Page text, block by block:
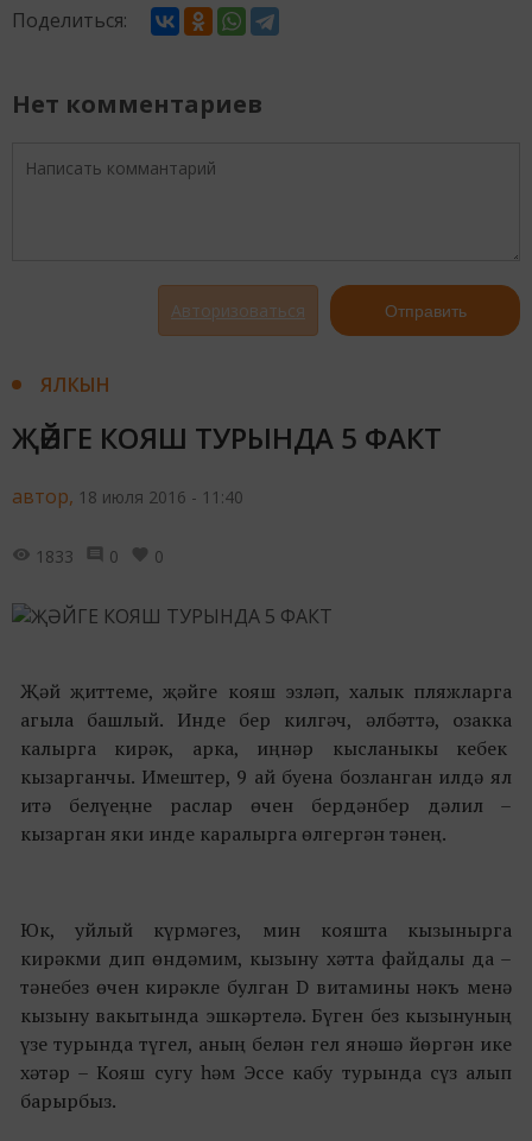
Поделиться:
Нет комментариев
Авторизоваться Отправить
ЯЛКЫН
ҖӘЙГЕ КОЯШ ТУРЫНДА 5 ФАКТ
автор, 18 июля 2016 - 11:40
1833 0 0
Җәй җиттеме, җәйге кояш эзләп, халык пляжларга
агыла башлый. Инде бер килгәч, әлбәттә, озакка
калырга кирәк, арка, иңнәр кысланыкы кебек
кызарганчы. Имештер, 9 ай буена бозланган илдә ял
итә белүеңне раслар өчен бердәнбер дәлил –
кызарган яки инде каралырга өлгергән тәнең.
Юк, уйлый күрмәгез, мин кояшта кызынырга
кирәкми дип өндәмим, кызыну хәтта файдалы да –
тәнебез өчен кирәкле булган D витамины нәкъ менә
кызыну вакытында эшкәртелә. Бүген без кызынуның
үзе турында түгел, аның белән гел янәшә йөргән ике
хәтәр – Кояш сугу һәм Эссе кабу турында сүз алып
барырбыз.